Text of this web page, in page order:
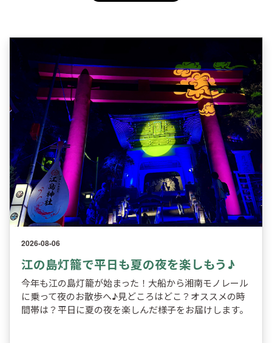
2026-08-06
江の島灯籠で平日も夏の夜を楽しもう♪
今年も江の島灯籠が始まった！大船から湘南モノレール
に乗って夜のお散歩へ♪見どころはどこ？オススメの時
間帯は？平日に夏の夜を楽しんだ様子をお届けします。